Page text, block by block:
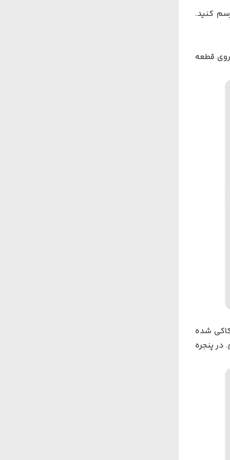
مربع به سایز ۵۰ میلی‌متر رسم کنید.
روی قطعه
شده
در پنجره